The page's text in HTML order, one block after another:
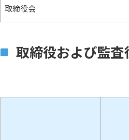
取締役会
取締役および監査